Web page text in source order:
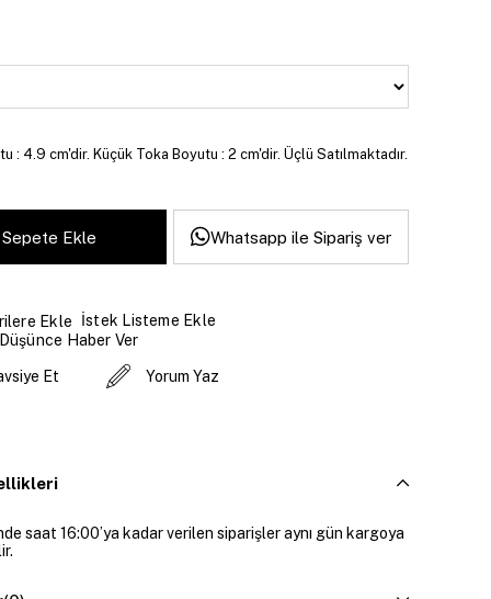
: 4.9 cm'dir. Küçük Toka Boyutu : 2 cm'dir. Üçlü Satılmaktadır.
Whatsapp ile Sipariş ver
Ekle
İstek Listeme Ekle
Haber Ver
Et Yorum Yaz
saat 16:00’ya kadar verilen siparişler aynı gün kargoya